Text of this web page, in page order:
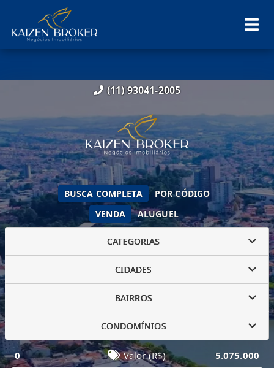
(11) 93041-2005
VENDA ALUGUEL
BUSCA COMPLETA POR CÓDIGO
CATEGORIAS
CIDADES
BAIRROS
CONDOMÍNIOS
0 Valor (R$) 5.075.000